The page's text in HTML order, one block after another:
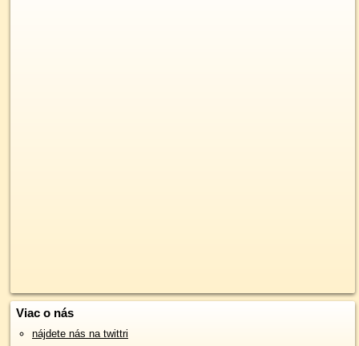
Viac o nás
nájdete nás na twittri